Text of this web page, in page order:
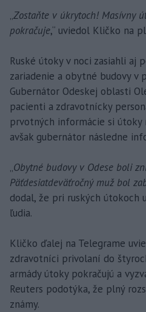
„Zostaňte v úkrytoch! Masívny
pokračuje,“ uviedol Kličko na
Ruské útoky v noci zasiahli aj
zariadenie a obytné budovy v
Gubernátor Odeskej oblasti
pacienti a zdravotnícky
prvotných informácie si útoky
avšak gubernátor následne
„Obytné budovy v Odese boli
Päťdesiatdeväťročný muž bol
dodal, že pri ruských útokoch
ľudia.
Kličko ďalej na Telegrame
zdravotníci privolaní do
armády útoky pokračujú a
Reuters podotýka, že plný
známy.